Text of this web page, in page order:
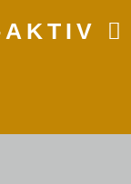
AKTIV